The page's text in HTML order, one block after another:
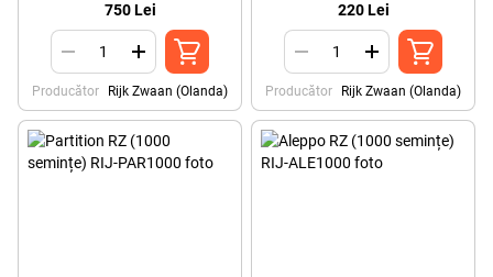
750 Lei
Producător Rijk Zwaan (Olanda)
220 Lei
Producător Rijk Zwaan (Olanda)